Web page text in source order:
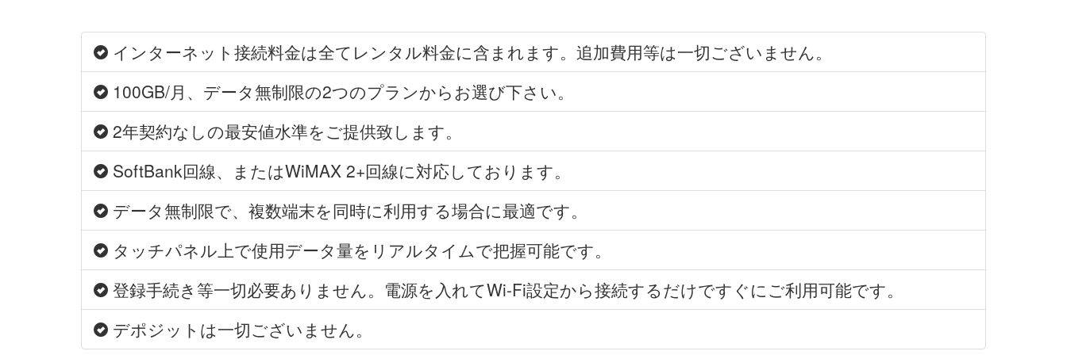
インターネット接続料金は全てレンタル料金に含まれます。追加費用等は一切ございません。
100GB/月、データ無制限の2つのプランからお選び下さい。
2年契約なしの最安値水準をご提供致します。
SoftBank回線、またはWiMAX 2+回線に対応しております。
データ無制限で、複数端末を同時に利用する場合に最適です。
タッチパネル上で使用データ量をリアルタイムで把握可能です。
登録手続き等一切必要ありません。電源を入れてWi-Fi設定から接続するだけですぐにご利用可能です。
デポジットは一切ございません。